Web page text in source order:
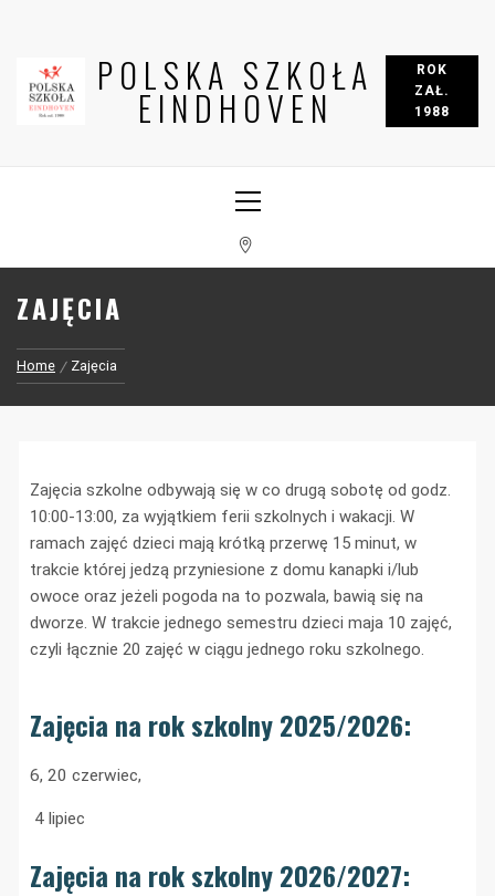
POLSKA SZKOŁA
EINDHOVEN
ROK
ZAŁ.
1988
ZAJĘCIA
Home Zajęcia
Zajęcia szkolne odbywają się w co drugą sobotę od godz.
10:00-13:00, za wyjątkiem ferii szkolnych i wakacji. W
ramach zajęć dzieci mają krótką przerwę 15 minut, w
trakcie której jedzą przyniesione z domu kanapki i/lub
owoce oraz jeżeli pogoda na to pozwala, bawią się na
dworze. W trakcie jednego semestru dzieci maja 10 zajęć,
czyli łącznie 20 zajęć w ciągu jednego roku szkolnego.
Zajęcia na rok szkolny 2025/2026:
6, 20 czerwiec,
4 lipiec
Zajęcia na rok szkolny 2026/2027: